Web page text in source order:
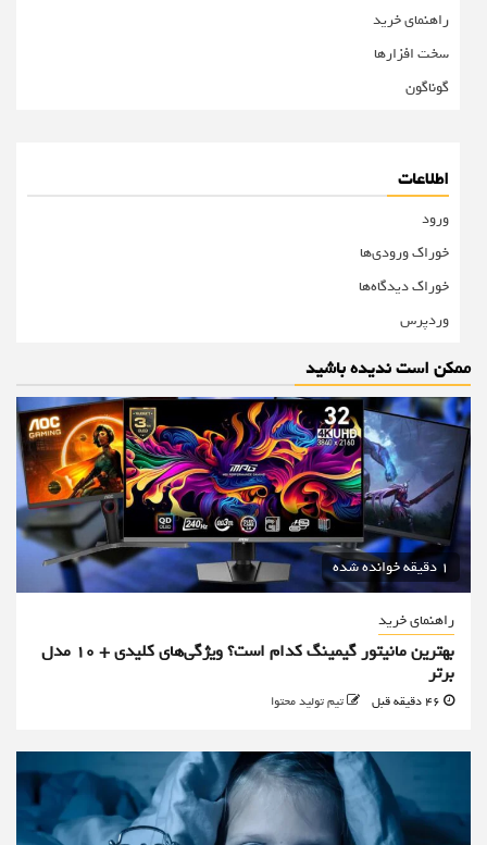
راهنمای خرید
سخت افزارها
گوناگون
اطلاعات
ورود
خوراک ورودی‌ها
خوراک دیدگاه‌ها
وردپرس
ممکن است ندیده باشید
1 دقیقه خوانده شده
راهنمای خرید
بهترین مانیتور گیمینگ کدام است؟ ویژگی‌های کلیدی + 10 مدل
برتر
تیم تولید محتوا